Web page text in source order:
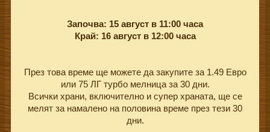
Започва: 15 август в 11:00 часа
Край: 16 август в 12:00 часа
През това време ще можете да закупите за 1.49 Евро
или 75 ЛГ турбо мелница за 30 дни.
Всички храни, включително и супер храната, ще се
мелят за намалено на половина време през тези 30
дни.